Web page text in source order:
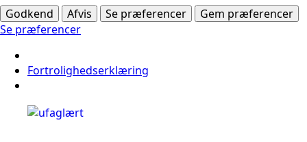
Godkend
Afvis Se præferencer
Gem præferencer
Se præferencer
Fortrolighedserklæring